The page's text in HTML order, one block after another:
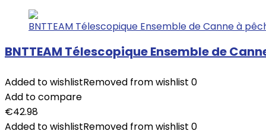
BNTTEAM Télescopique Ensemble de
Added to wishlistRemoved from wishlist 0
Add to compare
€42.98
Added to wishlistRemoved from wishlist 0